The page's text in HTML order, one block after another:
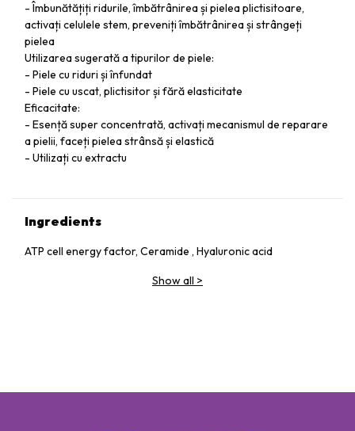
- Îmbunătățiți ridurile, îmbătrânirea și pielea plictisitoare,
activați celulele stem, preveniți îmbătrânirea și strângeți
pielea
Utilizarea sugerată a tipurilor de piele:
- Piele cu riduri și înfundat
- Piele cu uscat, plictisitor și fără elasticitate
Eficacitate:
- Esență super concentrată, activați mecanismul de reparare
a pielii, faceți pielea strânsă și elastică
- Utilizați cu extractu
Ingredients
ATP cell energy factor, Ceramide , Hyaluronic acid
Show all >